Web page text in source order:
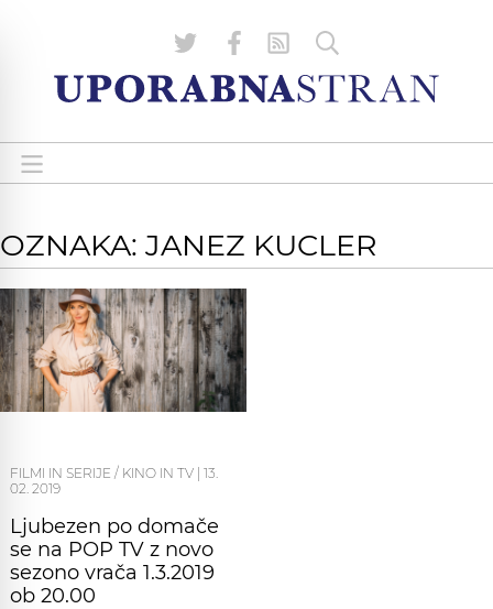
OZNAKA: JANEZ KUCLER
FILMI IN SERIJE / KINO IN TV 13.
02. 2019
Ljubezen po domače
se na POP TV z novo
sezono vrača 1.3.2019
ob 20.00